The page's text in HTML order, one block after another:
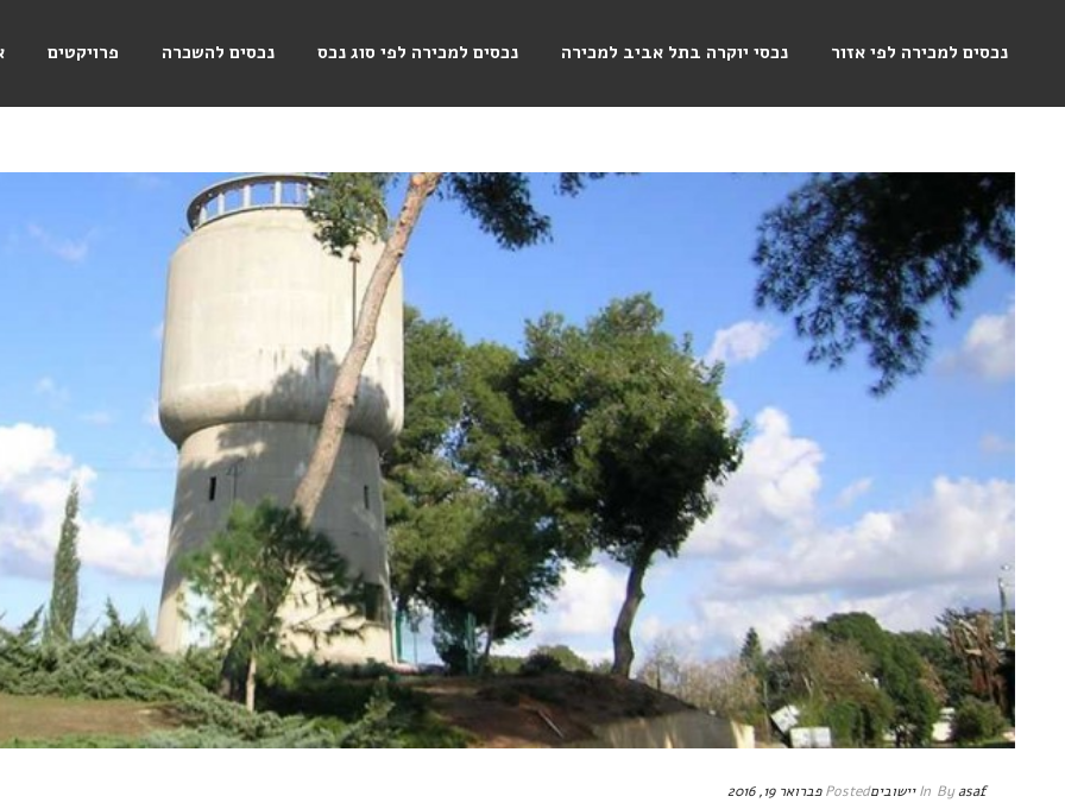
נכסים למכירה לפי אזור נכסי יוקרה בתל אביב למכירה נכסים למכירה לפי סוג נכס נכסים להשכרה פרויקטים
Byasaf
In יישוביםPosted פברואר 19, 2016